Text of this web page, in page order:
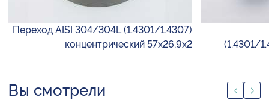
Переход AISI 304/304L (1.4301/1.4307)
концентрический 57х26,9х2
(1.4301/
Вы смотрели